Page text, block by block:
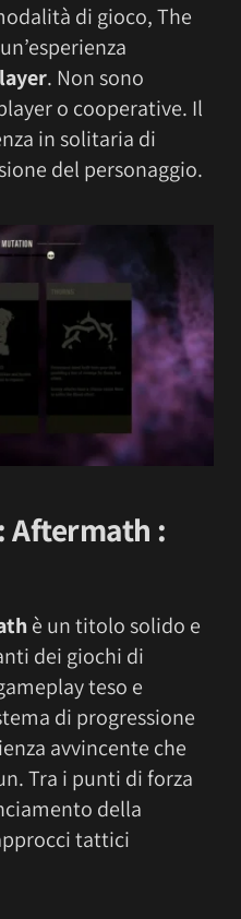
di gioco, The
. Non sono
o cooperative. Il
in solitaria di
del personaggio.
Aftermath :
è un titolo solido e
dei giochi di
teso e
di progressione
avvincente che
Tra i punti di forza
della
tattici